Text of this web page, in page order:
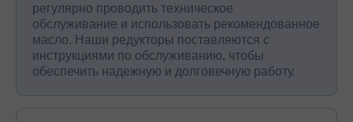
регулярно проводить техническое
обслуживание и использовать рекомендованное
масло. Наши редукторы поставляются с
инструкциями по обслуживанию, чтобы
обеспечить надежную и долговечную работу.